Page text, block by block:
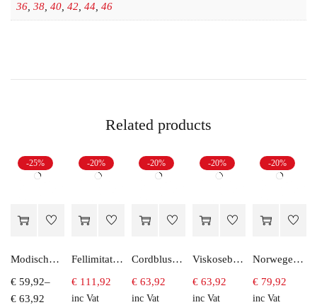
36, 38, 40, 42, 44 46
Related products
-25%
Modische Hemdbluse aus Viskose
€ 59,92–
€ 63,92
-20%
Fellimitatweste Lang
€111,92
inc Vat
-20%
Cordbluse mit Paisleydruck
€ 63,92
inc Vat
-20%
Viskosebluse mit Leo-druck
€63,92
inc Vat
-20%
Norweger Pullover
€ 79,92
inc Vat